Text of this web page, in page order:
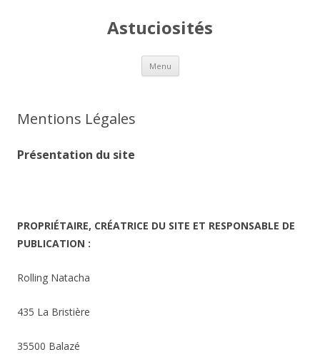
Astuciosités
Menu Aller
contenu
Mentions Légales
Présentation du site
PROPRIÉTAIRE, CRÉATRICE DU SITE ET RESPONSABLE DE
PUBLICATION :
Rolling Natacha
435 La Bristière
35500 Balazé